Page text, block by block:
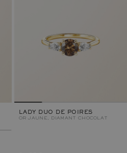
LADY DUO DE POIRES
OR JAUNE, DIAMANT CHOCOLAT